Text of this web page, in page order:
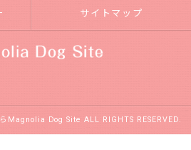
サイトマップ
Magnolia Dog Site ALL RIGHTS RESERVED.